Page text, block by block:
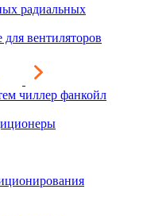
радиальных
вентиляторов
чиллер фанкойл